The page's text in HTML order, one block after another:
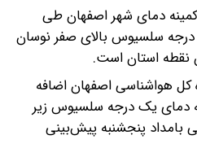
دمای شهر اصفهان طی
ساعات پیش رو بین ۳۸ و ۱۶ درجه سلسیوس بالای صفر نوسان
نقطه استان است.
کل هواشناسی اصفهان اضافه
دمای یک درجه سلسیوس زیر
پنجشنبه پیش‌بینی